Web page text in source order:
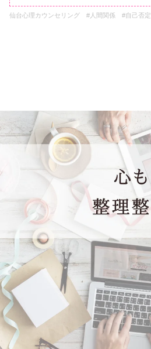
仙台心理カウンセリング #人間関係 #自己否定